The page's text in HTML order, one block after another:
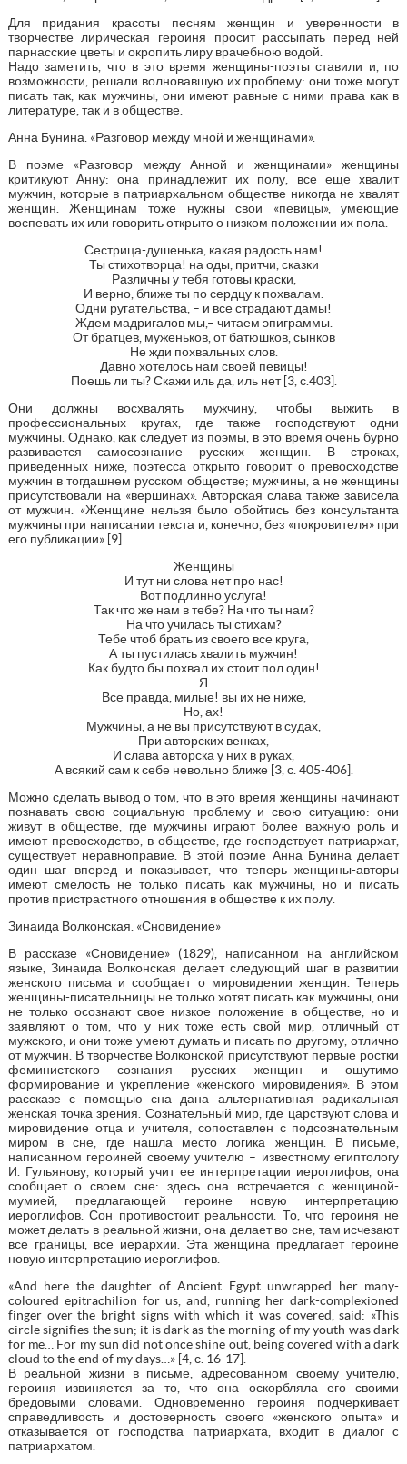
Для придания красоты песням женщин и уверенности в
творчестве лирическая героиня просит рассыпать перед ней
парнасские цветы и окропить лиру врачебною водой.
Надо заметить, что в это время женщины-поэты ставили и, по
возможности, решали волновавшую их проблему: они тоже могут
писать так, как мужчины, они имеют равные с ними права как в
литературе, так и в обществе.
Анна Бунина. «Разговор между мной и женщинами».
В поэме «Разговор между Анной и женщинами» женщины
критикуют Анну: она принадлежит их полу, все еще хвалит
мужчин, которые в патриархальном обществе никогда не хвалят
женщин. Женщинам тоже нужны свои «певицы», умеющие
воспевать их или говорить открыто о низком положении их пола.
Сестрица-душенька, какая радость нам!
Ты стихотворца! на оды, притчи, сказки
Различны у тебя готовы краски,
И верно, ближе ты по сердцу к похвалам.
Одни ругательства, – и все страдают дамы!
Ждем мадригалов мы,– читаем эпиграммы.
От братцев, муженьков, от батюшков, сынков
Не жди похвальных слов.
Давно хотелось нам своей певицы!
Поешь ли ты? Скажи иль да, иль нет [3, с.403].
Они должны восхвалять мужчину, чтобы выжить в
профессиональных кругах, где также господствуют одни
мужчины. Однако, как следует из поэмы, в это время очень бурно
развивается самосознание русских женщин. В строках,
приведенных ниже, поэтесса открыто говорит о превосходстве
мужчин в тогдашнем русском обществе; мужчины, а не женщины
присутствовали на «вершинах». Авторская слава также зависела
от мужчин. «Женщине нельзя было обойтись без консультанта
мужчины при написании текста и, конечно, без «покровителя» при
его публикации» [9].
Женщины
И тут ни слова нет про нас!
Вот подлинно услуга!
Так что же нам в тебе? На что ты нам?
На что училась ты стихам?
Тебе чтоб брать из своего все круга,
А ты пустилась хвалить мужчин!
Как будто бы похвал их стоит пол один!
Я
Все правда, милые! вы их не ниже,
Но, ах!
Мужчины, а не вы присутствуют в судах,
При авторских венках,
И слава авторска у них в руках,
А всякий сам к себе невольно ближе [3, с. 405-406].
Можно сделать вывод о том, что в это время женщины начинают
познавать свою социальную проблему и свою ситуацию: они
живут в обществе, где мужчины играют более важную роль и
имеют превосходство, в обществе, где господствует патриархат,
существует неравноправие. В этой поэме Анна Бунина делает
один шаг вперед и показывает, что теперь женщины-авторы
имеют смелость не только писать как мужчины, но и писать
против пристрастного отношения в обществе к их полу.
Зинаида Волконская. «Сновидение»
В рассказе «Сновидение» (1829), написанном на английском
языке, Зинаида Волконская делает следующий шаг в развитии
женского письма и сообщает о мировидении женщин. Теперь
женщины-писательницы не только хотят писать как мужчины, они
не только осознают свое низкое положение в обществе, но и
заявляют о том, что у них тоже есть свой мир, отличный от
мужского, и они тоже умеют думать и писать по-другому, отлично
от мужчин. В творчестве Волконской присутствуют первые ростки
феминистского сознания русских женщин и ощутимо
формирование и укрепление «женского мировидения». В этом
рассказе с помощью сна дана альтернативная радикальная
женская точка зрения. Сознательный мир, где царствуют слова и
мировидение отца и учителя, сопоставлен с подсознательным
миром в сне, где нашла место логика женщин. В письме,
написанном героиней своему учителю – известному египтологу
И. Гульянову, который учит ее интерпретации иероглифов, она
сообщает о своем сне: здесь она встречается с женщиной-
мумией, предлагающей героине новую интерпретацию
иероглифов. Сон противостоит реальности. То, что героиня не
может делать в реальной жизни, она делает во сне, там исчезают
все границы, все иерархии. Эта женщина предлагает героине
новую интерпретацию иероглифов.
«And here the daughter of Ancient Egypt unwrapped her many-
coloured epitrachilion for us, and, running her dark-complexioned
finger over the bright signs with which it was covered, said: «This
circle signifies the sun; it is dark as the morning of my youth was dark
for me… For my sun did not once shine out, being covered with a dark
cloud to the end of my days…» [4, с. 16-17].
В реальной жизни в письме, адресованном своему учителю,
героиня извиняется за то, что она оскорбляла его своими
бредовыми словами. Одновременно героиня подчеркивает
справедливость и достоверность своего «женского опыта» и
отказывается от господства патриархата, входит в диалог c
патриархатом.